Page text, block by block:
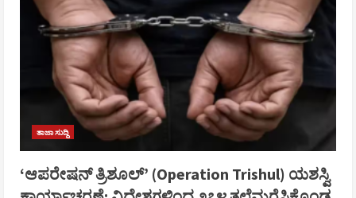
ತಾಜಾ ಸುದ್ದಿ
‘ಆಪರೇಷನ್ ತ್ರಿಶೂಲ್’ (Operation Trishul) ಯಶಸ್ವಿ